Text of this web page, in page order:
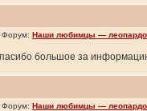
Форум: Наши любимцы —
большое за
Форум: Наши любимцы —